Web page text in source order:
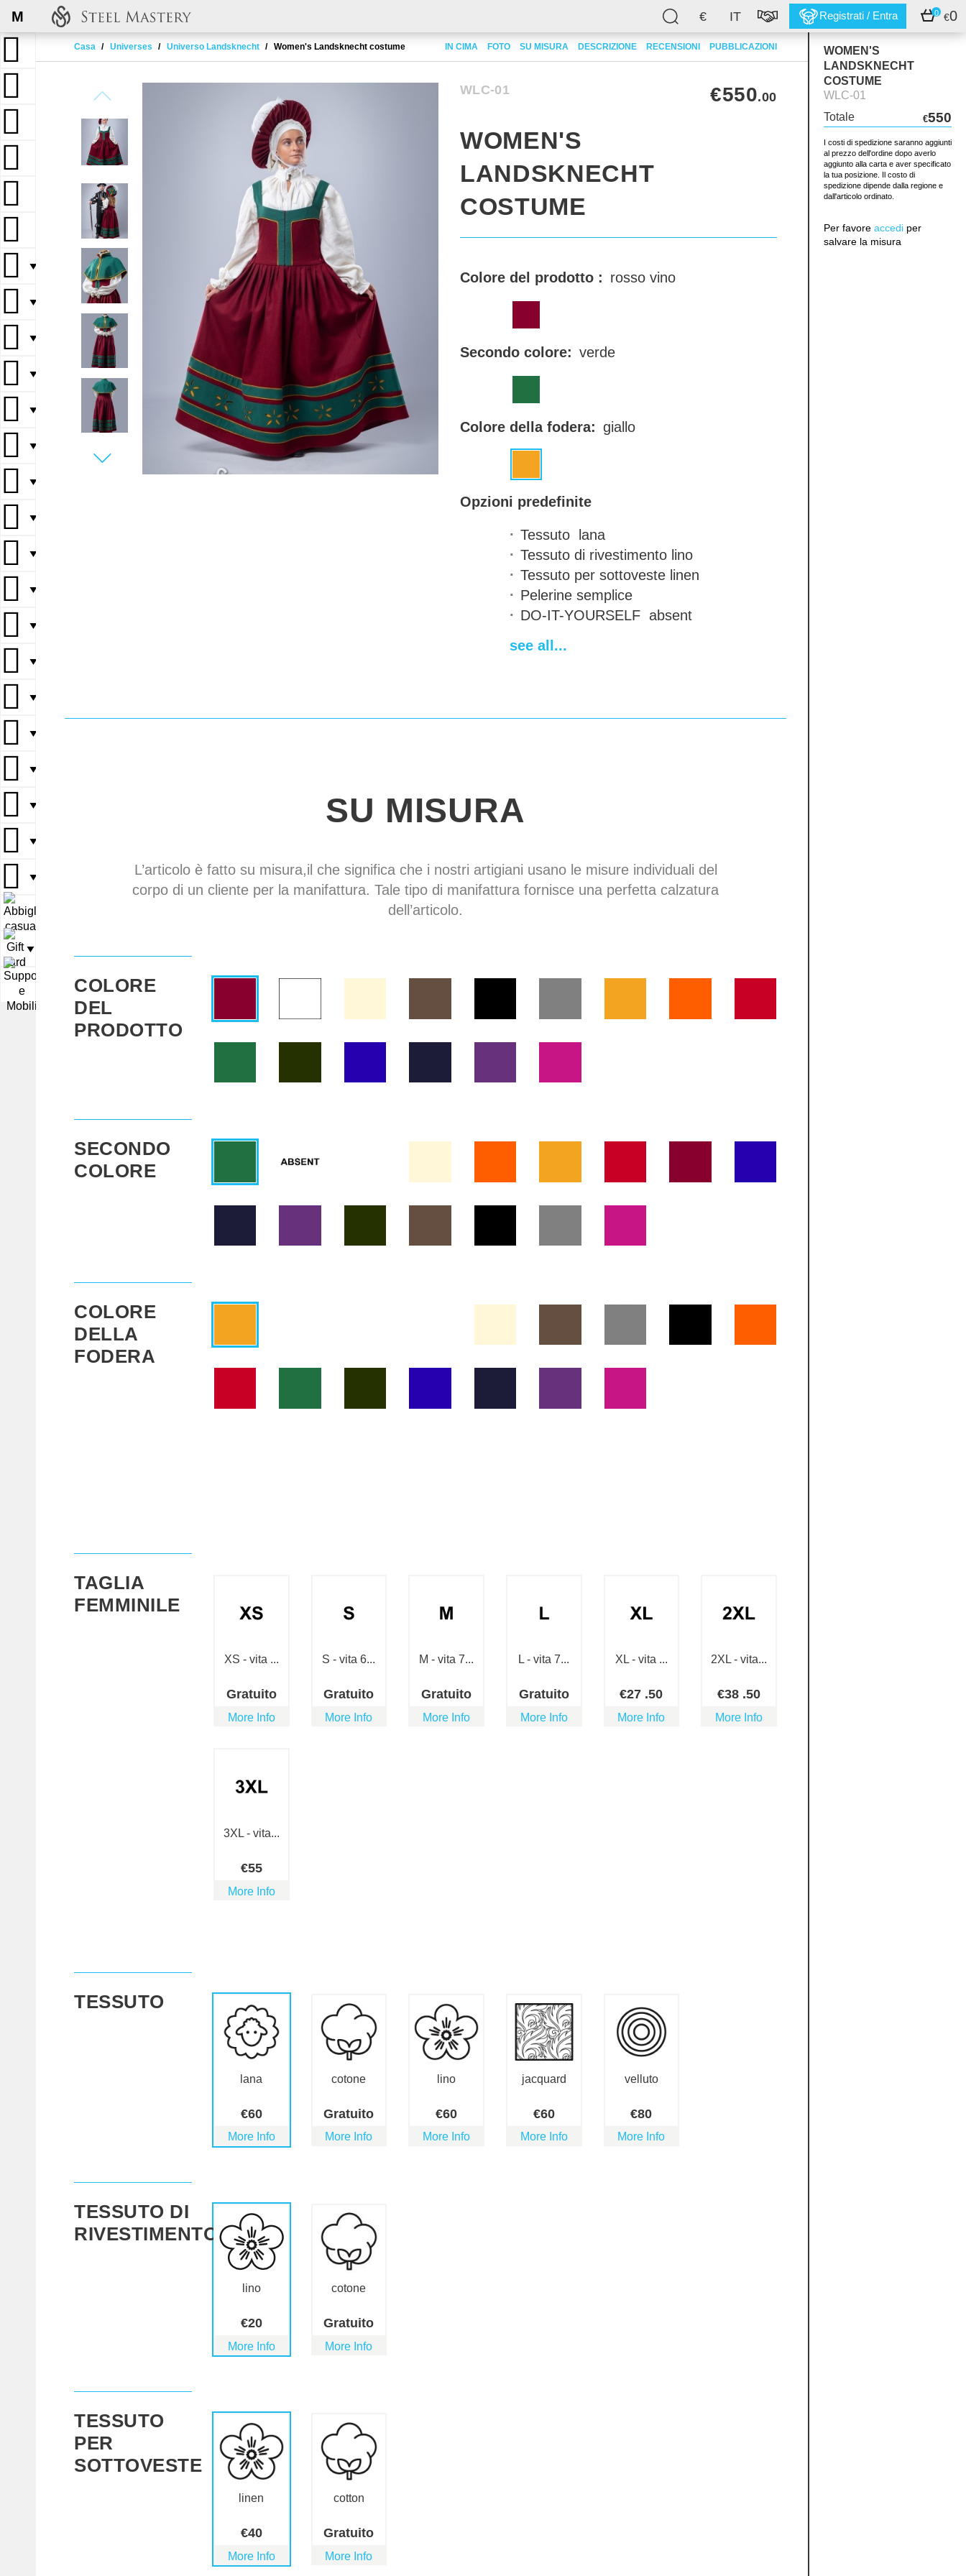
€ IT Registrati / Entra 0 €0
M
Casa Universes Universo Landsknecht Women's Landsknecht costume IN CIMA FOTO SU MISURA DESCRIZIONE RECENSIONI PUBBLICAZIONI
▼
▼
▼
▼
▼
▼
▼
▼
▼
▼
▼
▼
▼
▼
▼
▼
▼
▼
▼
WOMEN'S
LANDSKNECHT
COSTUME
WLC-01
Totale
€550
I costi di spedizione saranno aggiunti
al prezzo dell'ordine dopo averlo
aggiunto alla carta e aver specificato
la tua posizione. Il costo di
spedizione dipende dalla regione e
dall'articolo ordinato.
Per favore accedi per
salvare la misura
WLC-01 €550.00
WOMEN'S
LANDSKNECHT
COSTUME
Colore del prodotto : rosso vino
Secondo colore: verde
Colore della fodera: giallo
Opzioni predefinite
Tessuto lana
Tessuto di rivestimento lino
Tessuto per sottoveste linen
Pelerine semplice
DO-IT-YOURSELF absent
see all...
SU MISURA
L’articolo è fatto su misura,il che significa che i nostri artigiani usano le misure individuali del
corpo di un cliente per la manifattura. Tale tipo di manifattura fornisce una perfetta calzatura
dell’articolo.
COLORE
DEL
PRODOTTO
SECONDO
COLORE
COLORE
DELLA
FODERA
TAGLIA
FEMMINILE
XS - vita ...
Gratuito
More Info
S - vita 6...
Gratuito
More Info
M - vita 7...
Gratuito
More Info
L - vita 7...
Gratuito
More Info
XL - vita ...
€27 .50
More Info
2XL - vita...
€38 .50
More Info
3XL - vita...
€55
More Info
TESSUTO
lana
€60
More Info
cotone
Gratuito
More Info
lino
€60
More Info
jacquard
€60
More Info
velluto
€80
More Info
TESSUTO DI
RIVESTIMENTO
lino
€20
More Info
cotone
Gratuito
More Info
TESSUTO
PER
SOTTOVESTE
linen
€40
More Info
cotton
Gratuito
More Info